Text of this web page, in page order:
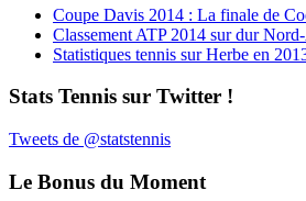
Coupe Davis 2014 : La finale de
Classement ATP 2014 sur dur
Statistiques tennis sur Herbe en
Stats Tennis sur Twitter !
Tweets de @statstennis
Le Bonus du Moment